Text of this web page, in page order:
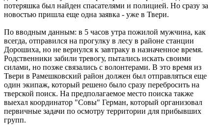
потеряшка был найден спасателями и полицией. Но сразу за
новостью пришла еще одна заявка - уже в Твери.
По вводным данным: в 5 часов утра пожилой мужчина, как
всегда, отправился на прогулку в лесу в районе станции
Дорошиха, но не вернулся к завтраку в назначенное время.
Родственники забили тревогу, пытались искать своими
силами, но позже связались с волонтерами. В это время из
Твери в Рамешковский район должен был отправляться еще
один экипаж, который решено было сразу перебросить на
тверской поиск. На предполагаемое место поиска также
выехал координатор "Совы" Герман, который организовал
первичные задачи по осмотру территории для прибывших
групп.